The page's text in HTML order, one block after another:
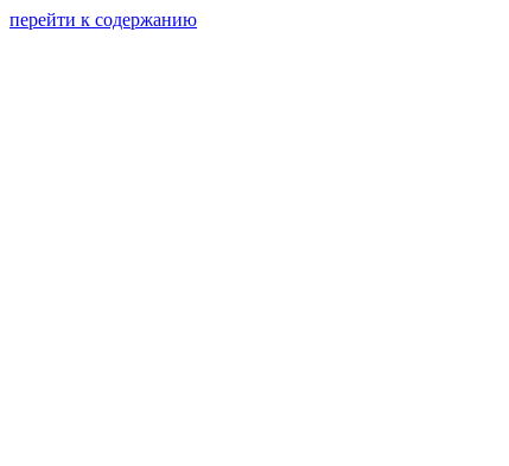
перейти к содержанию